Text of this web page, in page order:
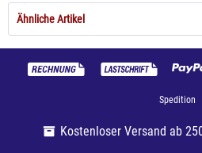
Ähnliche Artikel
Spedition
Kostenloser Versand ab